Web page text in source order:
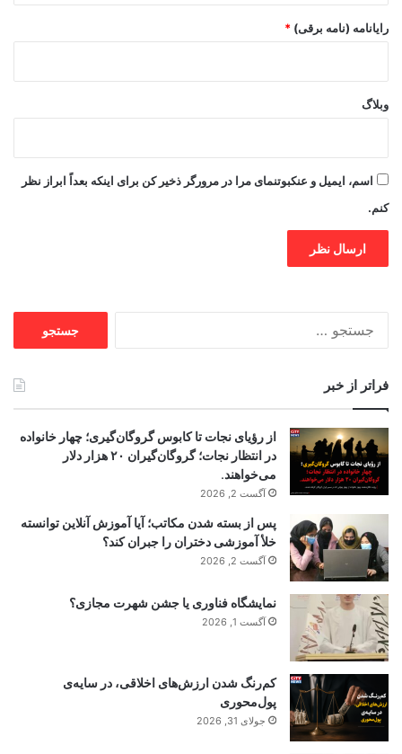
رایانامه (نامه برقی) *
وبلاگ
اسم، ایمیل و عنکبوتنمای مرا در مرورگر ذخیر کن برای اینکه بعداً ابراز نظر
کنم.
فراتر از خبر
از رؤیای نجات تا کابوس گروگان‌گیری؛ چهار خانواده
در انتظار نجات؛ گروگان‌گیران ۲۰ هزار دلار
می‌خواهند.
آگست 2, 2026
پس از بسته شدن مکاتب؛ آیا آموزش آنلاین توانسته
خلأ آموزشی دختران را جبران کند؟
آگست 2, 2026
نمایشگاه فناوری یا جشن شهرت مجازی؟
آگست 1, 2026
کم‌رنگ شدن ارزش‌های اخلاقی، در سایه‌ی
پول‌محوری
جولای 31, 2026